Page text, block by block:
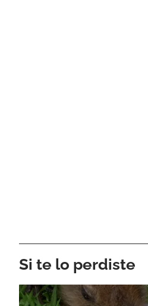
Si te lo perdiste